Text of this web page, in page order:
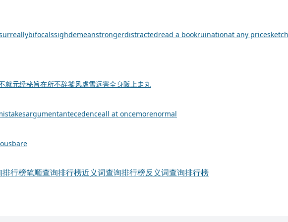
bifocalssighdemeanstrongerdistractedread a bookruinationat any pricesketch
就元经秘旨在所不辞饕风虐雪远害全身阪上走丸
argumentantecedenceall at oncemorenormal
bare
排行榜笔顺查询排行榜近义词查询排行榜反义词查询排行榜